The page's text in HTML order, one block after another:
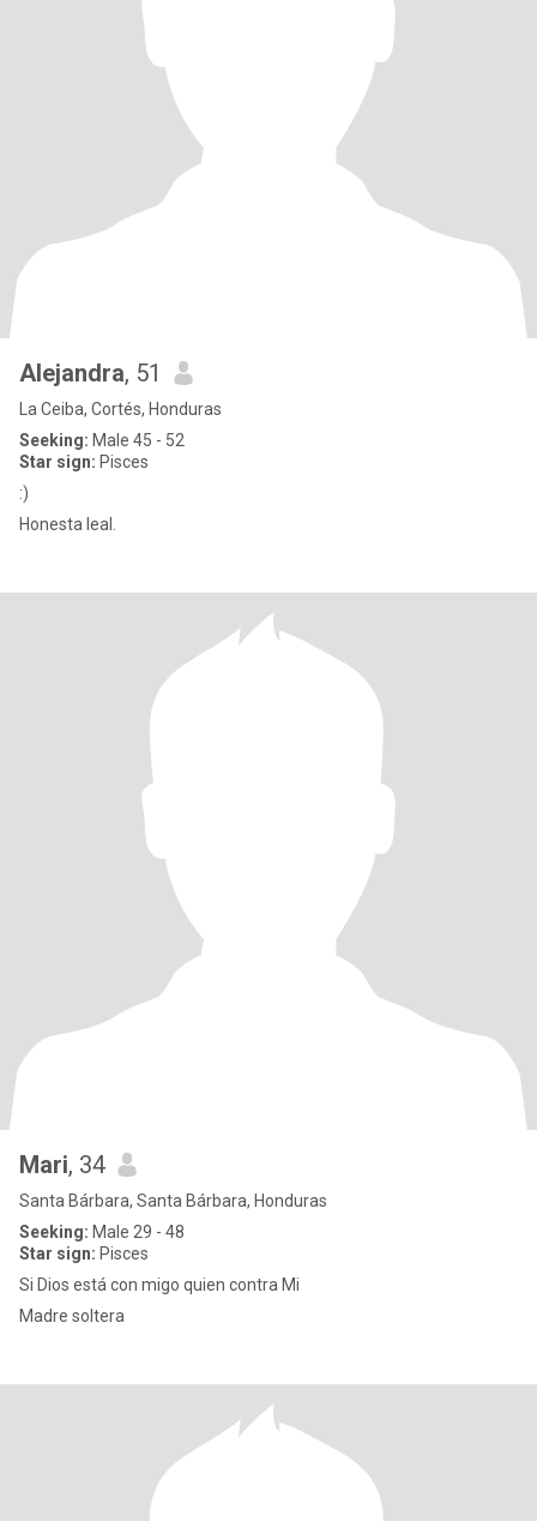
Alejandra, 51
La Ceiba, Cortés, Honduras
Seeking: Male 45 - 52
Star sign: Pisces
:)
Honesta leal.
Mari, 34
Santa Bárbara, Santa Bárbara, Honduras
Seeking: Male 29 - 48
Star sign: Pisces
Si Dios está con migo quien contra Mi
Madre soltera